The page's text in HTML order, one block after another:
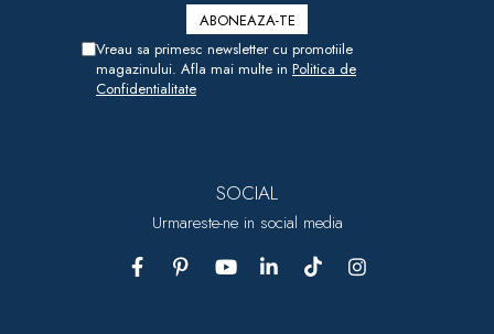
Vreau sa primesc newsletter cu promotiile
magazinului. Afla mai multe in Politica de
Confidentialitate
SOCIAL
Urmareste-ne in social media